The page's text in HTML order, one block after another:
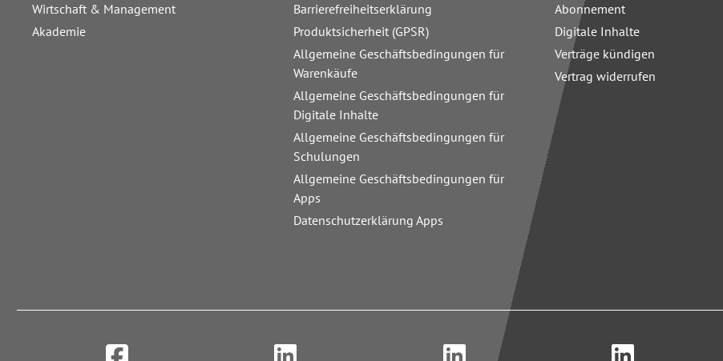
Wirtschaft & Management
Akademie
Barrierefreiheitserklärung
Produktsicherheit (GPSR)
Allgemeine Geschäftsbedingungen für
Warenkäufe
Allgemeine Geschäftsbedingungen für
Digitale Inhalte
Allgemeine Geschäftsbedingungen für
Schulungen
Allgemeine Geschäftsbedingungen für
Apps
Datenschutzerklärung Apps
Abonnement
Digitale Inhalte
Verträge kündigen
Vertrag widerrufen